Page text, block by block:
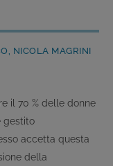
NICOLA MAGRINI
il 70 % delle donne
gestito
accetta questa
della